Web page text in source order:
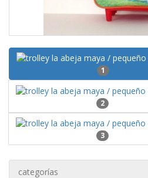
1
2
3
categorías